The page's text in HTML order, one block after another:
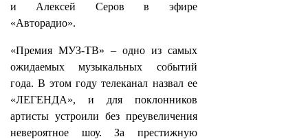
и Алексей Серов в эфире
«Авторадио».
«Премия МУЗ-ТВ» – одно из самых
ожидаемых музыкальных событий
года. В этом году телеканал назвал ее
«ЛЕГЕНДА», и для поклонников
артисты устроили без преувеличения
невероятное шоу. За престижную